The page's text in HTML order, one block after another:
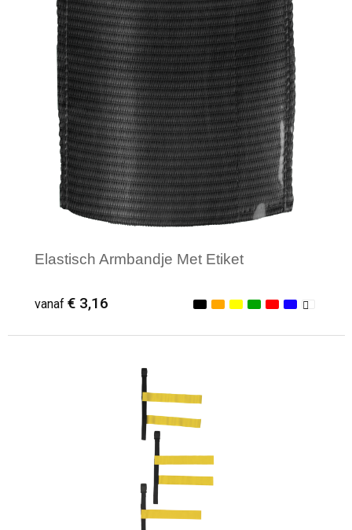
Elastisch Armbandje Met Etiket
vanaf € 3,16
Minimale afname: 1